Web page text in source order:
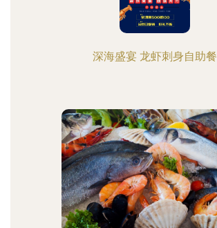
深海盛宴 龙虾刺身自助餐